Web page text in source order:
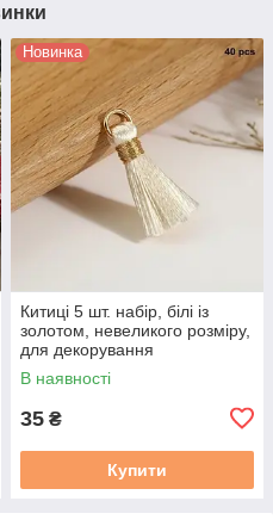
Новинка
Китиці 5 шт. набір, білі із
золотом, невеликого розміру,
для декорування
В наявності
35 ₴
Купити